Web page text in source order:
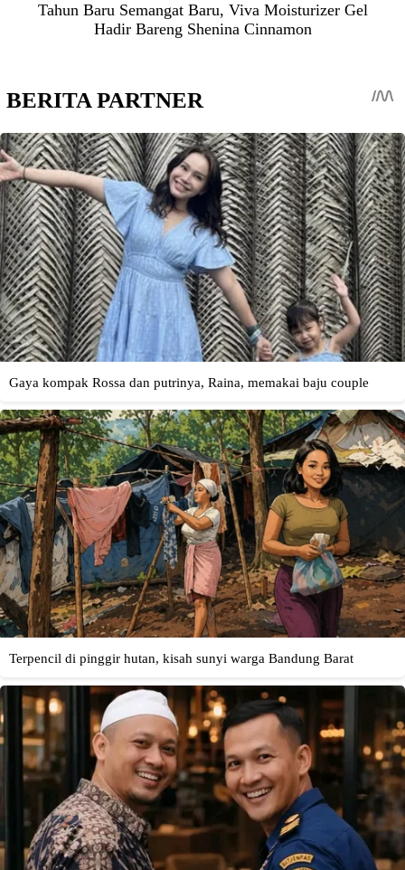
Tahun Baru Semangat Baru, Viva Moisturizer Gel
Hadir Bareng Shenina Cinnamon